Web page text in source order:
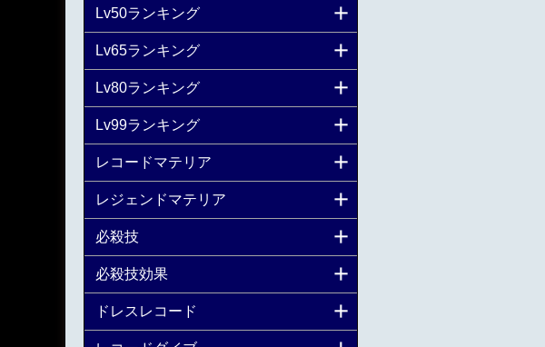
Lv50ランキング
Lv65ランキング
Lv80ランキング
Lv99ランキング
レコードマテリア
レジェンドマテリア
必殺技
必殺技効果
ドレスレコード